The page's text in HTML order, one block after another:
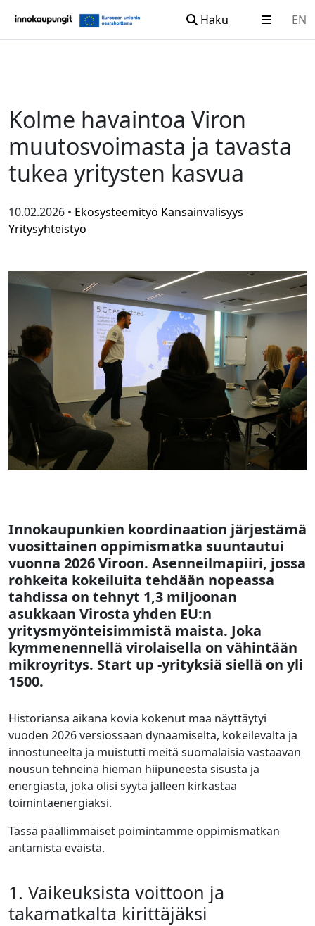
Haku EN
Kolme havaintoa Viron
muutosvoimasta ja tavasta
tukea yritysten kasvua
10.02.2026 • Ekosysteemityö Kansainvälisyys
Yritysyhteistyö
Innokaupunkien koordinaation järjestämä
vuosittainen oppimismatka suuntautui
vuonna 2026 Viroon. Asenneilmapiiri, jossa
rohkeita kokeiluita tehdään nopeassa
tahdissa on tehnyt 1,3 miljoonan
asukkaan Virosta yhden EU:n
yritysmyönteisimmistä maista. Joka
kymmenennellä virolaisella on vähintään
mikroyritys. Start up -yrityksiä siellä on yli
1500.
Historiansa aikana kovia kokenut maa näyttäytyi
vuoden 2026 versiossaan dynaamiselta, kokeilevalta ja
innostuneelta ja muistutti meitä suomalaisia vastaavan
nousun tehneinä hieman hiipuneesta sisusta ja
energiasta, joka olisi syytä jälleen kirkastaa
toimintaenergiaksi.
Tässä päällimmäiset poimintamme oppimismatkan
antamista eväistä.
1. Vaikeuksista voittoon ja
takamatkalta kirittäjäksi